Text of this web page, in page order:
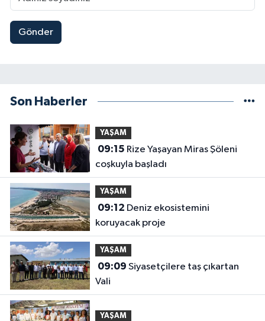
Gönder
Son Haberler
YAŞAM
09:15
coşkuyla başladı
YAŞAM
09:12
koruyacak proje
YAŞAM
09:09
Vali
YAŞAM